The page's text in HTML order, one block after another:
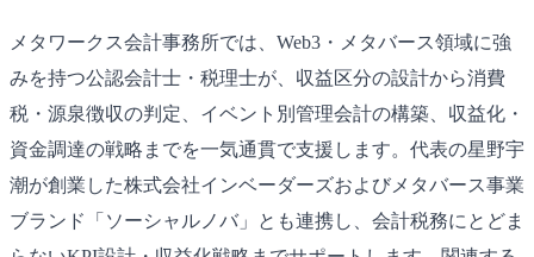
メタワークス会計事務所では、Web3・メタバース領域に強
みを持つ公認会計士・税理士が、収益区分の設計から消費
税・源泉徴収の判定、イベント別管理会計の構築、収益化・
資金調達の戦略までを一気通貫で支援します。代表の星野宇
潮が創業した株式会社インベーダーズおよびメタバース事業
ブランド「ソーシャルノバ」とも連携し、会計税務にとどま